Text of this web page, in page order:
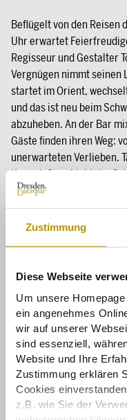
Zustimmung
Diese Webseite
Um unsere
ein angenehmes
wir auf unserer
sind essenziell,
Website und Ihre
Zustimmung erklären
Cookies
z.B. wie Sie der
Beflügelt von den Reisen
Uhr erwartet
Regisseur und Gestalter
Vergnügen nimmt
startet im Orient,
und das ist neu beim
abzuheben. An der Bar
Gäste finden ihren Weg:
unerwarteten Verlieben.
Kuppel. So erblüht der
Menschen, die an
Cocktails trinken und die
gute Reise!
Schwof – Party
Nachts geöffnete
Türckische
nah.Künstler,
Tanzparty im
Wann: